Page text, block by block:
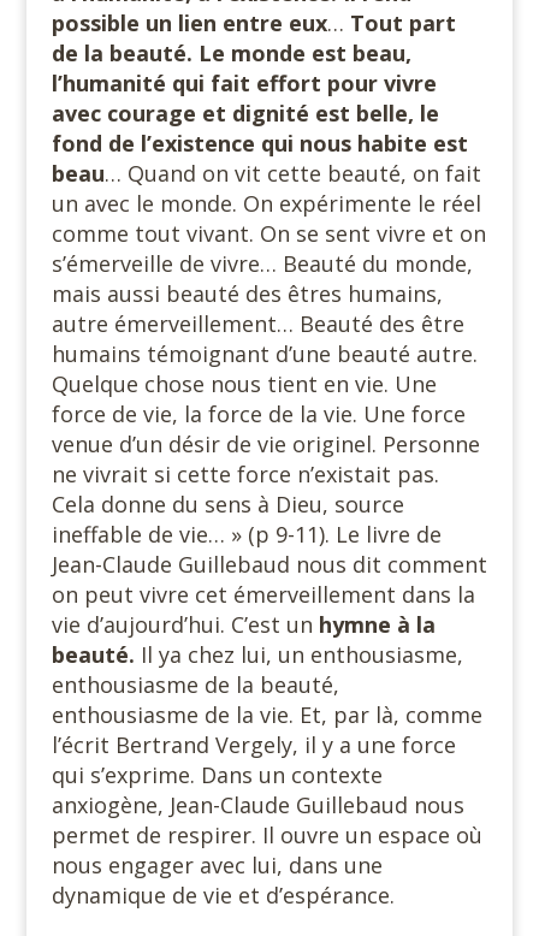
possible un lien entre eux… Tout part
de la beauté. Le monde est beau,
l’humanité qui fait effort pour vivre
avec courage et dignité est belle, le
fond de l’existence qui nous habite est
beau… Quand on vit cette beauté, on fait
un avec le monde. On expérimente le réel
comme tout vivant. On se sent vivre et on
s’émerveille de vivre… Beauté du monde,
mais aussi beauté des êtres humains,
autre émerveillement… Beauté des être
humains témoignant d’une beauté autre.
Quelque chose nous tient en vie. Une
force de vie, la force de la vie. Une force
venue d’un désir de vie originel. Personne
ne vivrait si cette force n’existait pas.
Cela donne du sens à Dieu, source
ineffable de vie… » (p 9-11). Le livre de
Jean-Claude Guillebaud nous dit comment
on peut vivre cet émerveillement dans la
vie d’aujourd’hui. C’est un hymne à la
beauté. Il ya chez lui, un enthousiasme,
enthousiasme de la beauté,
enthousiasme de la vie. Et, par là, comme
l’écrit Bertrand Vergely, il y a une force
qui s’exprime. Dans un contexte
anxiogène, Jean-Claude Guillebaud nous
permet de respirer. Il ouvre un espace où
nous engager avec lui, dans une
dynamique de vie et d’espérance.